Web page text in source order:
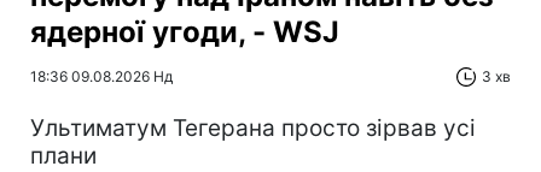
ядерної угоди, - WSJ
18:36 09.08.2026 Нд 3 хв
Ультиматум Тегерана просто зірвав усі
плани